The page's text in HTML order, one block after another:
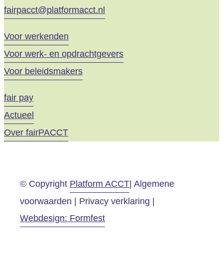
fairpacct@platformacct.nl
Voor werkenden
Voor werk- en opdrachtgevers
Voor beleidsmakers
fair pay
Actueel
Over fairPACCT
© Copyright Platform ACCT| Algemene
voorwaarden | Privacy verklaring |
Webdesign: Formfest